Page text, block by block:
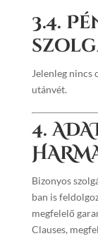
3.4.
Jelenleg nincs
utánvét.
4.
Bizonyos
ban is
megfelelő
Clauses,